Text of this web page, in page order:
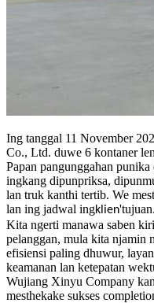
Ing tanggal 11 November
Co., Ltd. duwe 6 kontaner
Papan pangunggahan
ingkang dipunpriksa,
lan truk kanthi tertib. We
lan ing jadwal ingklien'tujuan.
Kita ngerti manawa saben
pelanggan, mula kita njamin
efisiensi paling dhuwur,
keamanan lan ketepatan
Wujiang Xinyu Company
mesthekake sukses